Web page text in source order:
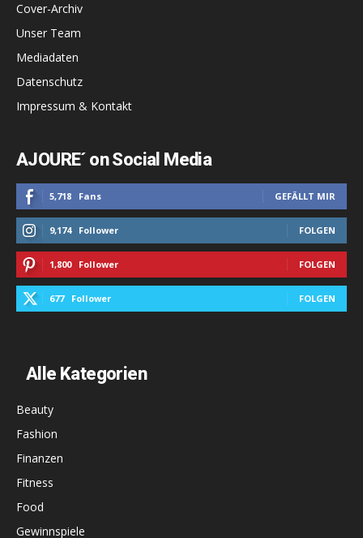
Cover-Archiv
Unser Team
Mediadaten
Datenschutz
Impressum & Kontakt
AJOURE´ on Social Media
5,718 Fans GEFÄLLT MIR
9,174 Follower FOLGEN
1,800 Follower FOLGEN
677 Follower FOLGEN
Alle Kategorien
Beauty
Fashion
Finanzen
Fitness
Food
Gewinnspiele